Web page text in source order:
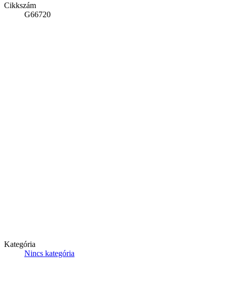
Cikkszám
G66720
Kategória
Nincs kategória